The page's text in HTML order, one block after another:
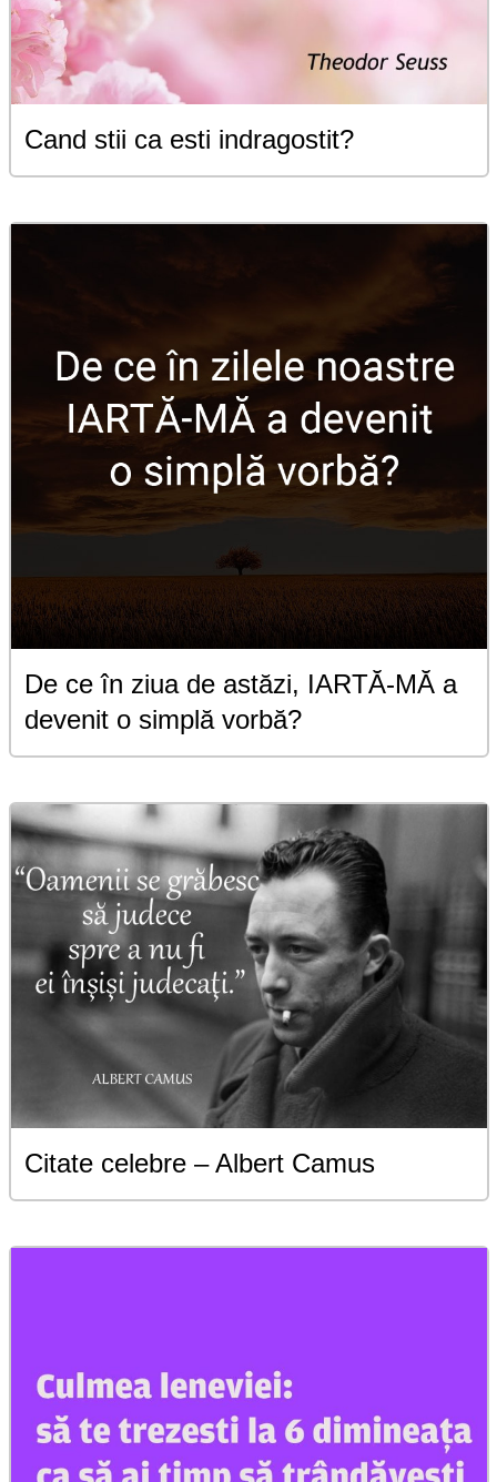
Cand stii ca esti indragostit?
De ce în ziua de astăzi, IARTĂ-MĂ a
devenit o simplă vorbă?
Citate celebre – Albert Camus